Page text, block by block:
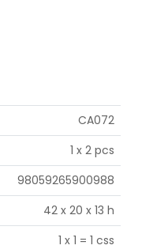
CA072
1 x 2 pcs
98059265900988
42 x 20 x 13 h
1 x 1 = 1 css